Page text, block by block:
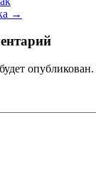
→
опубликован.